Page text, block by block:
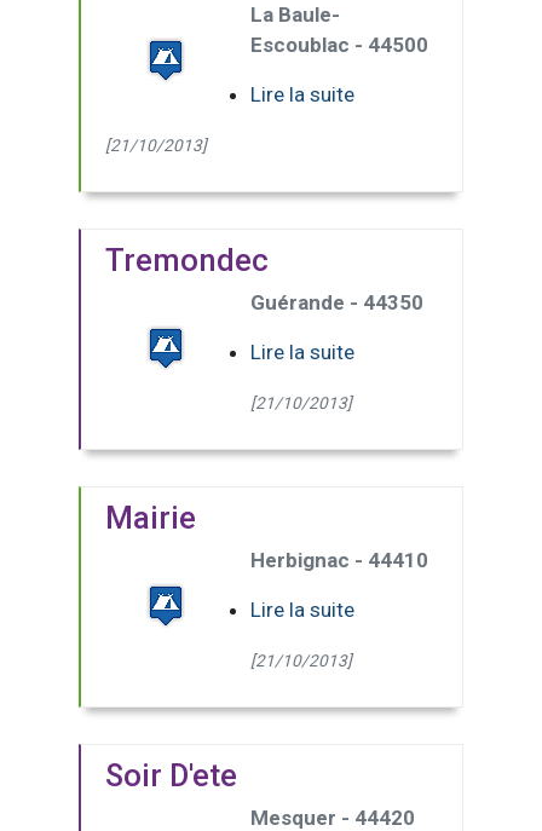
La Baule-
Escoublac - 44500
Lire la suite
[21/10/2013]
Tremondec
Guérande - 44350
Lire la suite
[21/10/2013]
Mairie
Herbignac - 44410
Lire la suite
[21/10/2013]
Soir D'ete
Mesquer - 44420